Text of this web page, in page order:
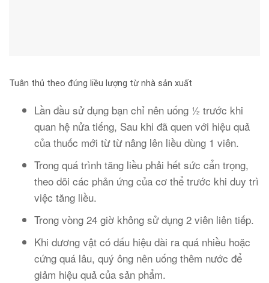
Tuân thủ theo đúng liều lượng từ nhà sản xuất
Lần đầu sử dụng bạn chỉ nên uống ½ trước khi
quan hệ nửa tiếng, Sau khi đã quen với hiệu quả
của thuốc mới từ từ nâng lên liều dùng 1 viên.
Trong quá trình tăng liều phải hết sức cẩn trọng,
theo dõi các phản ứng của cơ thể trước khi duy trì
việc tăng liều.
Trong vòng 24 giờ không sử dụng 2 viên liên tiếp.
Khi dương vật có dấu hiệu dài ra quá nhiều hoặc
cứng quá lâu, quý ông nên uống thêm nước để
giảm hiệu quả của sản phẩm.